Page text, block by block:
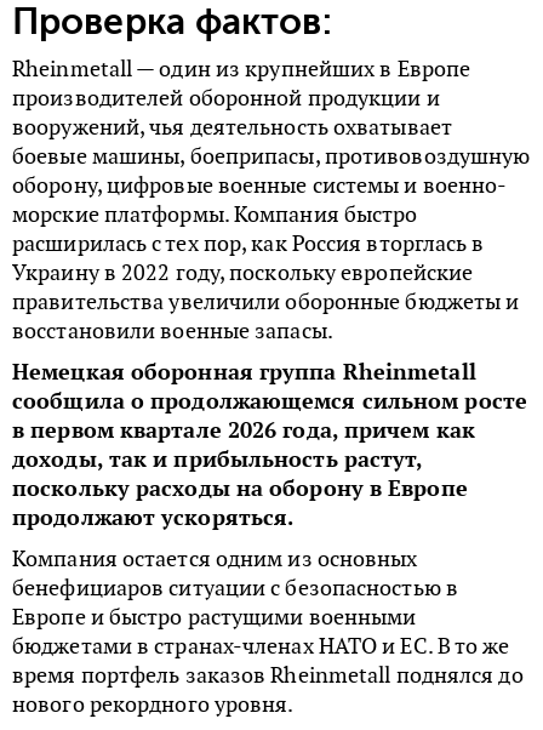
Проверка фактов:
Rheinmetall — один из крупнейших в Европе
производителей оборонной продукции и
вооружений, чья деятельность охватывает
боевые машины, боеприпасы, противовоздушную
оборону, цифровые военные системы и военно-
морские платформы. Компания быстро
расширилась с тех пор, как Россия вторглась в
Украину в 2022 году, поскольку европейские
правительства увеличили оборонные бюджеты и
восстановили военные запасы.
Немецкая оборонная группа Rheinmetall
сообщила о продолжающемся сильном росте
в первом квартале 2026 года, причем как
доходы, так и прибыльность растут,
поскольку расходы на оборону в Европе
продолжают ускоряться.
Компания остается одним из основных
бенефициаров ситуации с безопасностью в
Европе и быстро растущими военными
бюджетами в странах-членах НАТО и ЕС. В то же
время портфель заказов Rheinmetall поднялся до
нового рекордного уровня.